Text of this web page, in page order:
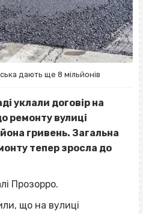
дають ще 8 мільйонів
уклали договір на
ремонту вулиці
гривень. Загальна
тепер зросла до
Прозорро.
що на вулиці